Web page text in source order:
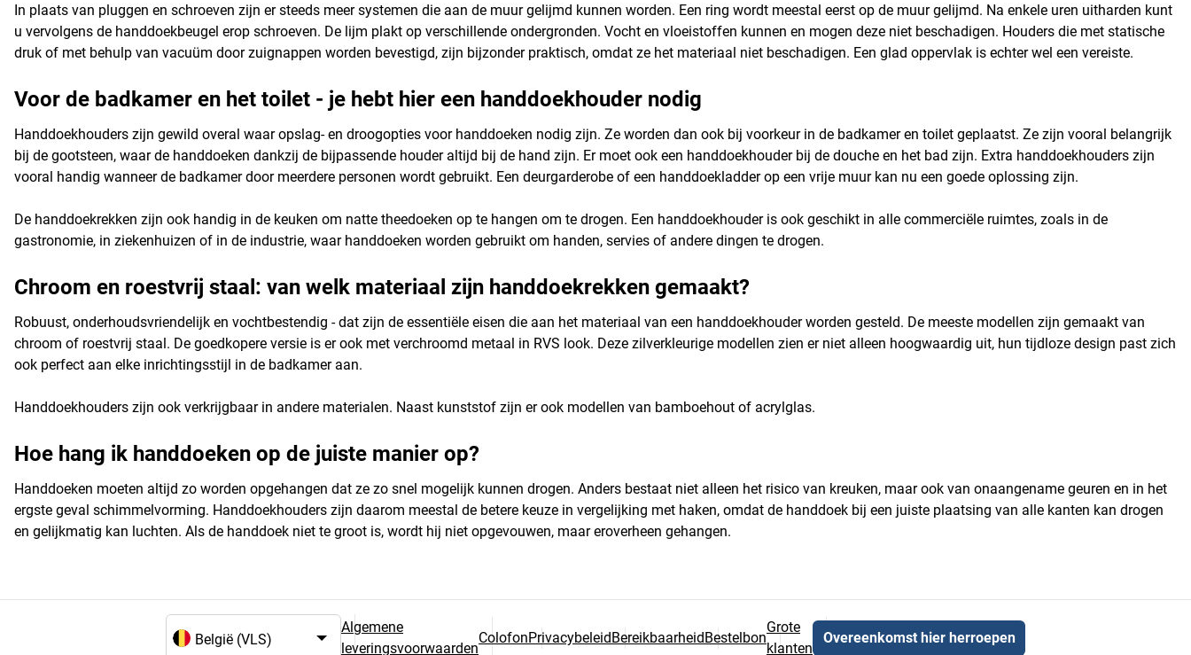
In plaats van pluggen en schroeven zijn er steeds meer systemen die aan de muur gelijmd kunnen worden. Een ring wordt meestal eerst op de muur gelijmd. Na enkele uren uitharden kunt
u vervolgens de handdoekbeugel erop schroeven. De lijm plakt op verschillende ondergronden. Vocht en vloeistoffen kunnen en mogen deze niet beschadigen. Houders die met statische
druk of met behulp van vacuüm door zuignappen worden bevestigd, zijn bijzonder praktisch, omdat ze het materiaal niet beschadigen. Een glad oppervlak is echter wel een vereiste.
Voor de badkamer en het toilet - je hebt hier een handdoekhouder nodig
Handdoekhouders zijn gewild overal waar opslag- en droogopties voor handdoeken nodig zijn. Ze worden dan ook bij voorkeur in de badkamer en toilet geplaatst. Ze zijn vooral belangrijk
bij de gootsteen, waar de handdoeken dankzij de bijpassende houder altijd bij de hand zijn. Er moet ook een handdoekhouder bij de douche en het bad zijn. Extra handdoekhouders zijn
vooral handig wanneer de badkamer door meerdere personen wordt gebruikt. Een deurgarderobe of een handdoekladder op een vrije muur kan nu een goede oplossing zijn.
De handdoekrekken zijn ook handig in de keuken om natte theedoeken op te hangen om te drogen. Een handdoekhouder is ook geschikt in alle commerciële ruimtes, zoals in de
gastronomie, in ziekenhuizen of in de industrie, waar handdoeken worden gebruikt om handen, servies of andere dingen te drogen.
Chroom en roestvrij staal: van welk materiaal zijn handdoekrekken gemaakt?
Robuust, onderhoudsvriendelijk en vochtbestendig - dat zijn de essentiële eisen die aan het materiaal van een handdoekhouder worden gesteld. De meeste modellen zijn gemaakt van
chroom of roestvrij staal. De goedkopere versie is er ook met verchroomd metaal in RVS look. Deze zilverkleurige modellen zien er niet alleen hoogwaardig uit, hun tijdloze design past zich
ook perfect aan elke inrichtingsstijl in de badkamer aan.
Handdoekhouders zijn ook verkrijgbaar in andere materialen. Naast kunststof zijn er ook modellen van bamboehout of acrylglas.
Hoe hang ik handdoeken op de juiste manier op?
Handdoeken moeten altijd zo worden opgehangen dat ze zo snel mogelijk kunnen drogen. Anders bestaat niet alleen het risico van kreuken, maar ook van onaangename geuren en in het
ergste geval schimmelvorming. Handdoekhouders zijn daarom meestal de betere keuze in vergelijking met haken, omdat de handdoek bij een juiste plaatsing van alle kanten kan drogen
en gelijkmatig kan luchten. Als de handdoek niet te groot is, wordt hij niet opgevouwen, maar eroverheen gehangen.
Algemene
leveringsvoorwaarden
ColofonPrivacybeleidBereikbaarheidBestelbon
Grote
klanten
Overeenkomst hier herroepen